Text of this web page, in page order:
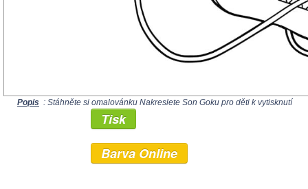
Popis : Stáhněte si omalovánku Nakreslete Son Goku pro děti k vytisknutí
Tisk
Barva Online